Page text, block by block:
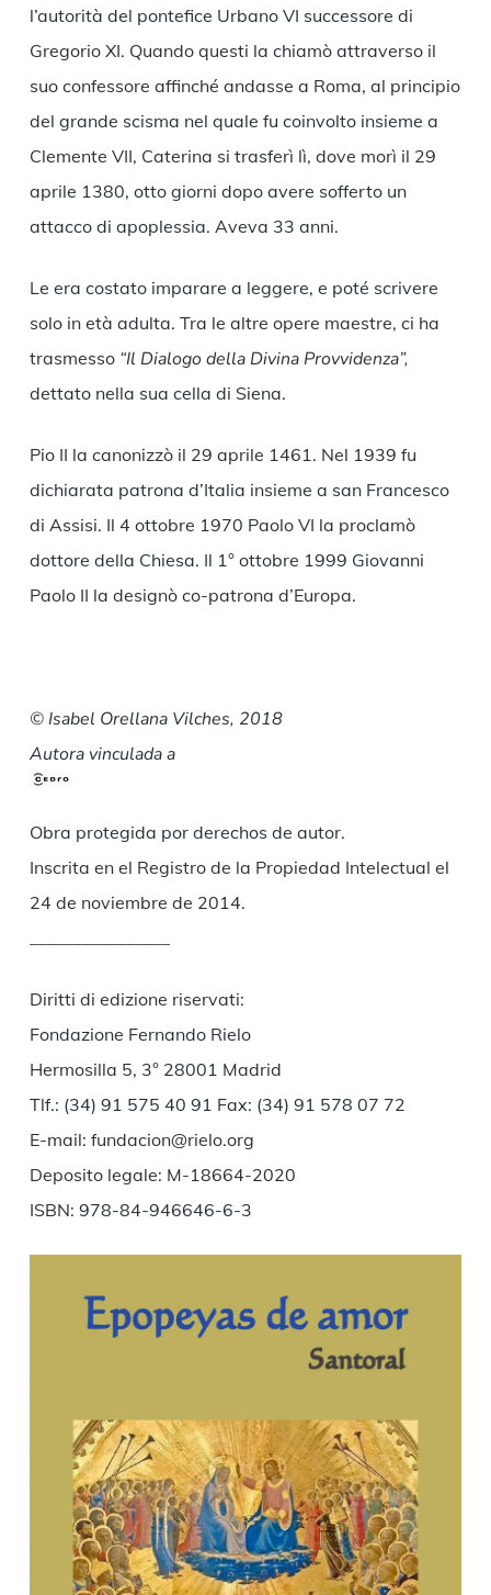
l’autorità del pontefice Urbano VI successore di
Gregorio XI. Quando questi la chiamò attraverso il
suo confessore affinché andasse a Roma, al principio
del grande scisma nel quale fu coinvolto insieme a
Clemente VII, Caterina si trasferì lì, dove morì il 29
aprile 1380, otto giorni dopo avere sofferto un
attacco di apoplessia. Aveva 33 anni.
Le era costato imparare a leggere, e poté scrivere
solo in età adulta. Tra le altre opere maestre, ci ha
trasmesso “Il Dialogo della Divina Provvidenza”,
dettato nella sua cella di Siena.
Pio II la canonizzò il 29 aprile 1461. Nel 1939 fu
dichiarata patrona d’Italia insieme a san Francesco
di Assisi. Il 4 ottobre 1970 Paolo VI la proclamò
dottore della Chiesa. Il 1° ottobre 1999 Giovanni
Paolo II la designò co-patrona d’Europa.
© Isabel Orellana Vilches, 2018
Autora vinculada a
Obra protegida por derechos de autor.
Inscrita en el Registro de la Propiedad Intelectual el
24 de noviembre de 2014.
Diritti di edizione riservati:
Fondazione Fernando Rielo
Hermosilla 5, 3° 28001 Madrid
Tlf.: (34) 91 575 40 91 Fax: (34) 91 578 07 72
E-mail: fundacion@rielo.org
Deposito legale: M-18664-2020
ISBN: 978-84-946646-6-3